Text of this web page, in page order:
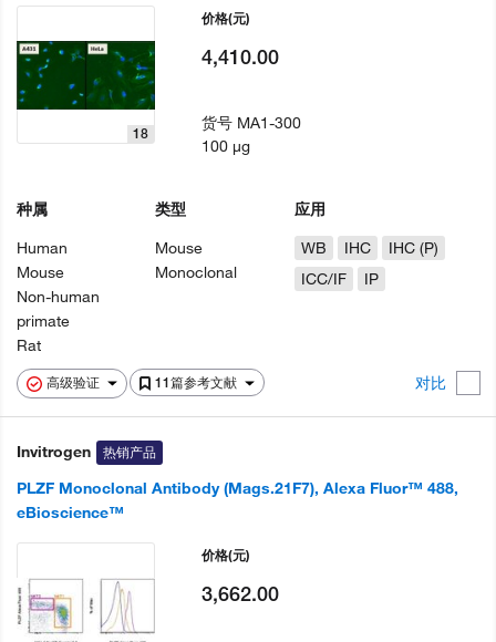
高级验证 11篇参考文献 对比
18
种属
Human
Mouse
Non-human
primate
Rat
类型
Mouse
Monoclonal
应用
WB
IHC
IHC (P)
ICC/IF
IP
价格(元)
4,410.00
货号 MA1-300
100 µg
Invitrogen 热销产品
PLZF Monoclonal Antibody (Mags.21F7), Alexa Fluor™ 488,
eBioscience™
价格(元)
3,662.00